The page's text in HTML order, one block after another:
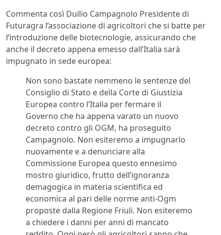
Commenta così Duilio Campagnolo Presidente di
Futuragra l’associazione di agricoltori che si batte per
l’introduzione delle biotecnologie, assicurando che
anche il decreto appena emesso dall’Italia sarà
impugnato in sede europea:
Non sono bastate nemmeno le sentenze del
Consiglio di Stato e della Corte di Giustizia
Europea contro l’Italia per fermare il
Governo che ha appena varato un nuovo
decreto contro gli OGM, ha proseguito
Campagnolo. Non esiteremo a impugnarlo
nuovamente e a denunciare alla
Commissione Europea questo ennesimo
mostro giuridico, frutto dell’ignoranza
demagogica in materia scientifica ed
economica al pari delle norme anti-Ogm
proposte dalla Regione Friuli. Non esiteremo
a chiedere i danni per anni di mancato